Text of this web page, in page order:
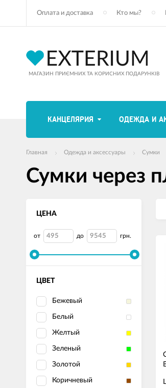
Оплата и доставка Кто мы?
МАГАЗИН ПРИЄМНИХ ТА КОРИСНИХ ПОДАРУНКІВ
КАНЦЕЛЯРИЯ ОДЕЖДА И
Главная Одежда и аксессуары Сумки
Сумки через
ЦЕНА
от до грн.
ЦВЕТ
Бежевый
Белый
Желтый
Зеленый
Золотой
Коричневый